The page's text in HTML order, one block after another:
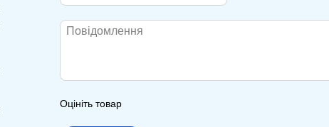
Оцініть товар